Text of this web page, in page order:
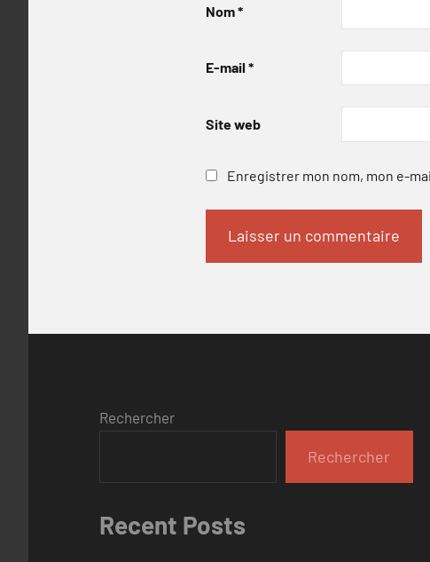
Nom*
E-mail *
Site web
Enregistrer mon nom, mon e-
Rechercher
Rechercher
Recent Posts